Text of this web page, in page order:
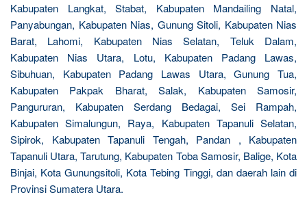
Kabupaten Langkat, Stabat, Kabupaten Mandailing Natal,
Panyabungan, Kabupaten Nias, Gunung Sitoli, Kabupaten Nias
Barat, Lahomi, Kabupaten Nias Selatan, Teluk Dalam,
Kabupaten Nias Utara, Lotu, Kabupaten Padang Lawas,
Sibuhuan, Kabupaten Padang Lawas Utara, Gunung Tua,
Kabupaten Pakpak Bharat, Salak, Kabupaten Samosir,
Pangururan, Kabupaten Serdang Bedagai, Sei Rampah,
Kabupaten Simalungun, Raya, Kabupaten Tapanuli Selatan,
Sipirok, Kabupaten Tapanuli Tengah, Pandan , Kabupaten
Tapanuli Utara, Tarutung, Kabupaten Toba Samosir, Balige, Kota
Binjai, Kota Gunungsitoli, Kota Tebing Tinggi, dan daerah lain di
Provinsi Sumatera Utara.